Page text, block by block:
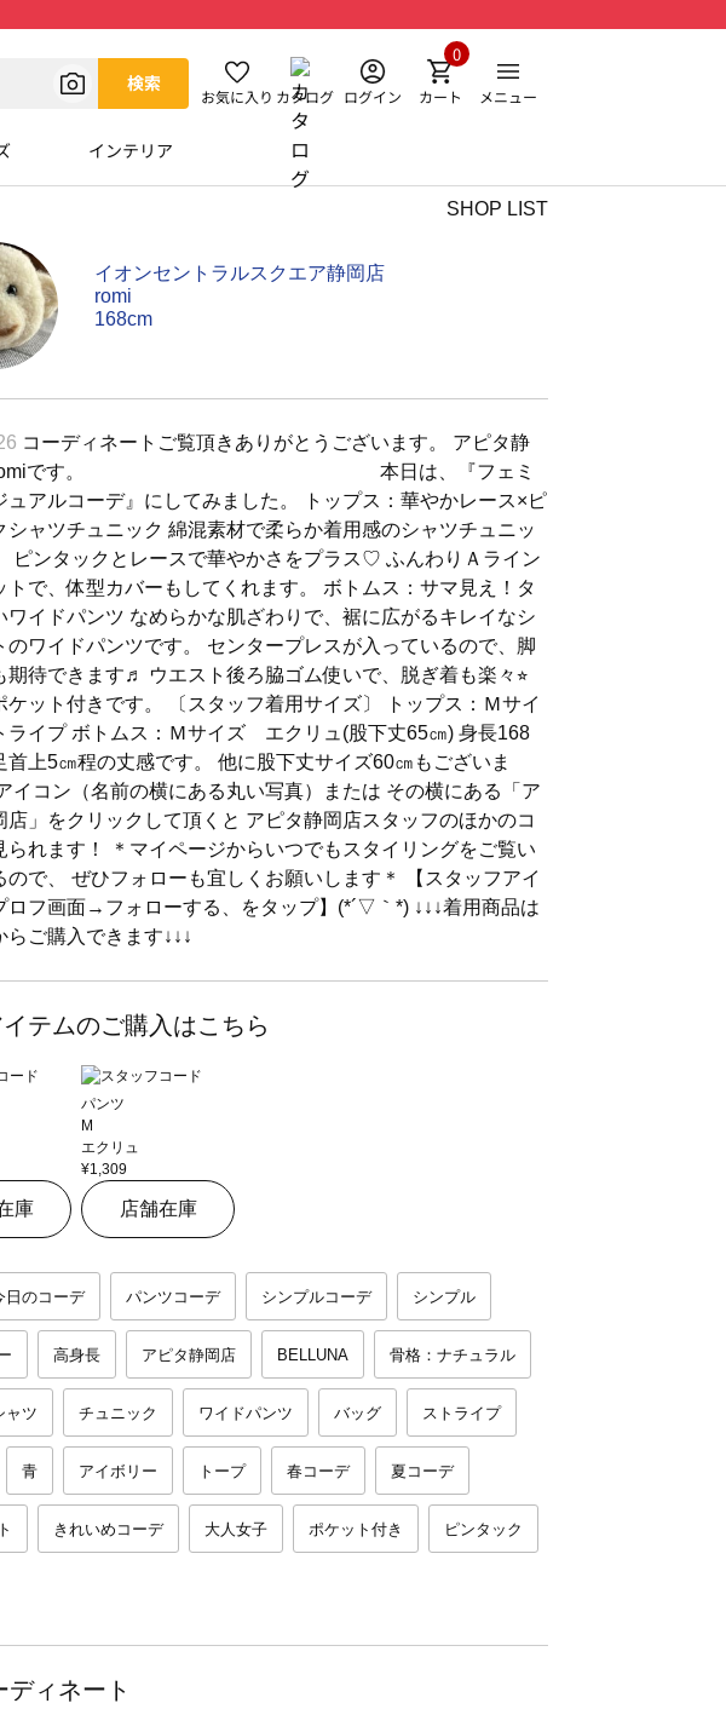
検索
お気に入り カタログ ログイン カート
0
メニュー
インテリア
SHOP LIST
イオンセントラルスクエア静岡店
romi
168cm
コーディネートご覧頂きありがとうございます。 アピタ静
のromiです。 本日は、『フェミ
ュアルコーデ』にしてみました。 トップス：華やかレース×ピ
シャツチュニック 綿混素材で柔らか着用感のシャツチュニッ
ピンタックとレースで華やかさをプラス♡ ふんわりＡライン
トで、体型カバーもしてくれます。 ボトムス：サマ見え！タ
ワイドパンツ なめらかな肌ざわりで、裾に広がるキレイなシ
のワイドパンツです。 センタープレスが入っているので、脚
期待できます♬ ウエスト後ろ脇ゴム使いで、脱ぎ着も楽々⭐︎
ケット付きです。 〔スタッフ着用サイズ〕 トップス：Ｍサイ
イプ ボトムス：Ｍサイズ エクリュ(股下丈65㎝) 身長168
首上5㎝程の丈感です。 他に股下丈サイズ60㎝もございま
イコン（名前の横にある丸い写真）または その横にある「ア
店」をクリックして頂くと アピタ静岡店スタッフのほかのコ
られます！ ＊マイページからいつでもスタイリングをご覧い
ので、 ぜひフォローも宜しくお願いします＊ 【スタッフアイ
フ画面→フォローする、をタップ】(*´▽｀*) ↓↓↓着用商品は
らご購入できます↓↓↓
テムのご購入はこちら
庫
パンツ
M
エクリュ
¥1,309
店舗在庫
日のコーデ パンツコーデ シンプルコーデ シンプル
高身長 アピタ静岡店 BELLUNA 骨格：ナチュラル
ャツ チュニック ワイドパンツ バッグ ストライプ
青 アイボリー トープ 春コーデ 夏コーデ
きれいめコーデ 大人女子 ポケット付き ピンタック
ィネート